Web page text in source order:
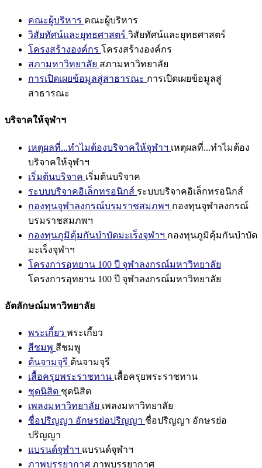
คณะผู้บริหาร คณะผู้บริหาร
วิสัยทัศน์และยุทธศาสตร์ วิสัยทัศน์และยุทธศาสตร์
โครงสร้างองค์กร โครงสร้างองค์กร
สภามหาวิทยาลัย สภามหาวิทยาลัย
การเปิดเผยข้อมูลสู่สาธารณะ การเปิดเผยข้อมูลสู่
สาธารณะ
บริจาคให้จุฬาฯ
เหตุผลที่...ทำไมต้องบริจาคให้จุฬาฯ เหตุผลที่...ทำไมต้อง
บริจาคให้จุฬาฯ
เริ่มต้นบริจาค เริ่มต้นบริจาค
ระบบบริจาคอิเล็กทรอนิกส์ ระบบบริจาคอิเล็กทรอนิกส์
กองทุนจุฬาลงกรณ์บรมราชสมภพฯ กองทุนจุฬาลงกรณ์
บรมราชสมภพฯ
กองทุนภูมิคุ้มกันบำบัดมะเร็งจุฬาฯ กองทุนภูมิคุ้มกันบำบัด
มะเร็งจุฬาฯ
โครงการอุทยาน 100 ปี จุฬาลงกรณ์มหาวิทยาลัย
โครงการอุทยาน 100 ปี จุฬาลงกรณ์มหาวิทยาลัย
อัตลักษณ์มหาวิทยาลัย
พระเกี้ยว พระเกี้ยว
สีชมพู สีชมพู
ต้นจามจุรี ต้นจามจุรี
เสื้อครุยพระราชทาน เสื้อครุยพระราชทาน
ชุดนิสิต ชุดนิสิต
เพลงมหาวิทยาลัย เพลงมหาวิทยาลัย
ชื่อปริญญา อักษรย่อปริญญา ชื่อปริญญา อักษรย่อ
ปริญญา
แบรนด์จุฬาฯ แบรนด์จุฬาฯ
ภาพบรรยากาศ ภาพบรรยากาศ